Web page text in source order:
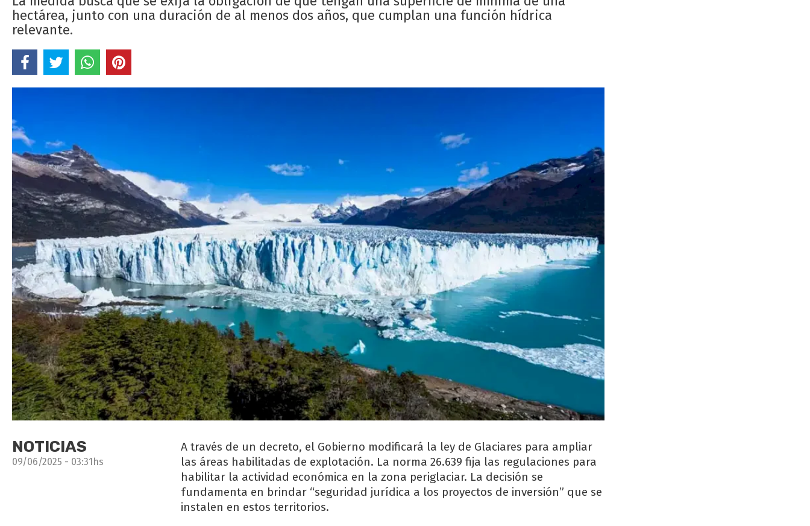
hectárea, junto con una duración de al menos dos años, que cumplan una función hídrica
relevante.
NOTICIAS
09/06/2025 - 03:31hs
A través de un decreto, el Gobierno modificará la ley de Glaciares para ampliar
las áreas habilitadas de explotación. La norma 26.639 fija las regulaciones para
habilitar la actividad económica en la zona periglaciar. La decisión se
fundamenta en brindar “seguridad jurídica a los proyectos de inversión” que se
instalen en estos territorios.